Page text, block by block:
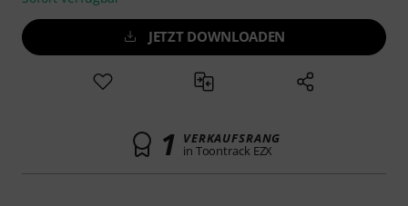
JETZT DOWNLOADEN
1 VERKAUFSRANG
in Toontrack EZX